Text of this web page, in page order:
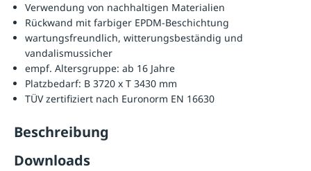
Verwendung von nachhaltigen Materialien
Rückwand mit farbiger EPDM-Beschichtung
wartungsfreundlich, witterungsbeständig und
vandalismussicher
empf. Altersgruppe: ab 16 Jahre
Platzbedarf: B 3720 x T 3430 mm
TÜV zertifiziert nach Euronorm EN 16630
Beschreibung
Downloads